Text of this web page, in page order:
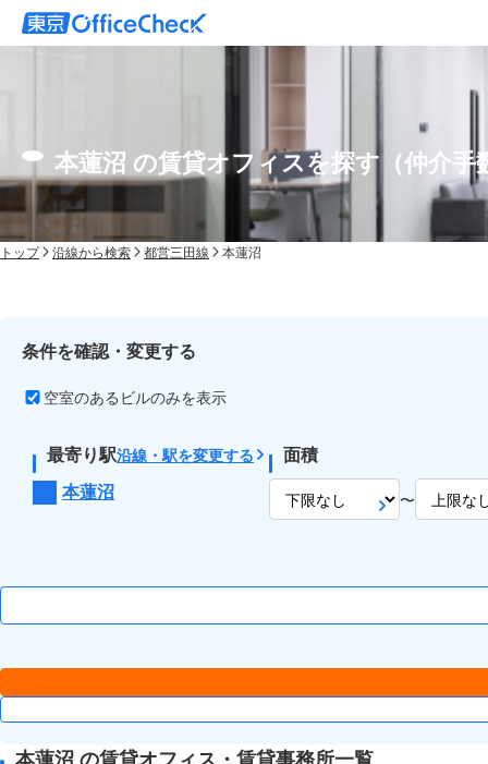
本蓮沼 の賃貸オフィスを探す（仲介手
トップ 沿線から検索 都営三田線 本蓮沼
条件を確認・変更する
空室のあるビルのみを表示
最寄り駅沿線・駅を変更する
本蓮沼
面積
〜